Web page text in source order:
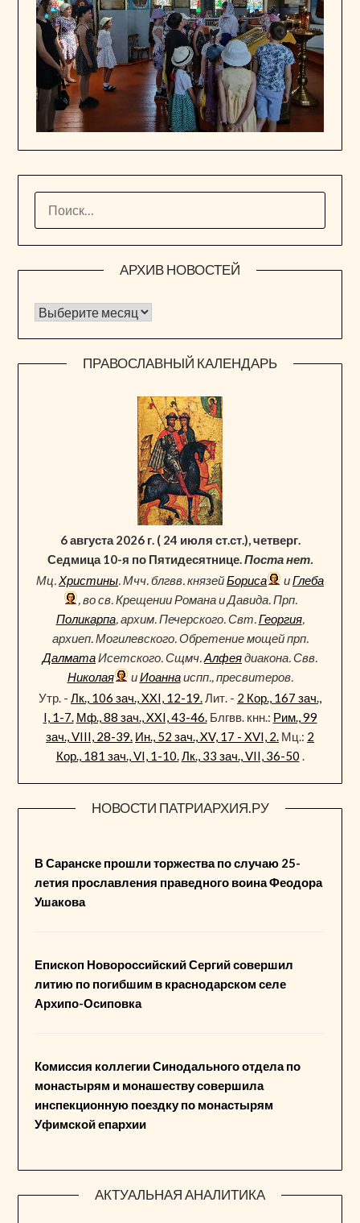
АРХИВ НОВОСТЕЙ
Архив новостей
ПРАВОСЛАВНЫЙ КАЛЕНДАРЬ
6 августа 2026 г. ( 24 июля ст.ст.), четверг.
Седмица 10-я по Пятидесятнице. Поста нет.
Мц. Христины . Мчч. блгвв. князей Бориса и Глеба
, во св. Крещении Романа и Давида. Прп.
Поликарпа, архим. Печерского. Свт. Георгия,
архиеп. Могилевского. Обретение мощей прп.
Далмата Исетского. Сщмч. Алфеядиакона. Свв.
Николая
и Иоаннаиспп., пресвитеров.
Утр. - Лк., 106 зач., XXI, 12-19. Лит. - 2 Кор., 167 зач.,
I, 1-7. Мф., 88 зач., XXI, 43-46. Блгвв. кнн.: Рим., 99
зач., VIII, 28-39. Ин., 52 зач., XV, 17 - XVI, 2. Мц.: 2
Кор., 181 зач., VI, 1-10. Лк., 33 зач., VII, 36-50
НОВОСТИ ПАТРИАРХИЯ.РУ
В Саранске прошли торжества по случаю 25-
летия прославления праведного воина Феодора
Ушакова
Епископ Новороссийский Сергий совершил
литию по погибшим в краснодарском селе
Архипо-Осиповка
Комиссия коллегии Синодального отдела по
монастырям и монашеству совершила
инспекционную поездку по монастырям
Уфимской епархии
АКТУАЛЬНАЯ АНАЛИТИКА